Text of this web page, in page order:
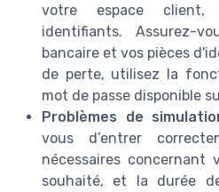
votre espace client,
identifiants. Assurez-
bancaire et vos pièces
de perte, utilisez la
mot de passe disponible
Problèmes de
vous d’entrer
nécessaires
souhaité, et la durée